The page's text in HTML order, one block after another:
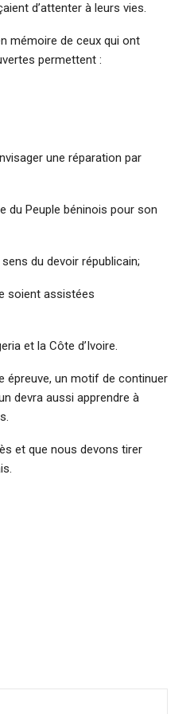
d’attenter à leurs vies.
mémoire de ceux qui ont
permettent :
une réparation par
du Peuple béninois pour son
du devoir républicain;
soient assistées
et la Côte d’Ivoire.
épreuve, un motif de continuer
devra aussi apprendre à
et que nous devons tirer